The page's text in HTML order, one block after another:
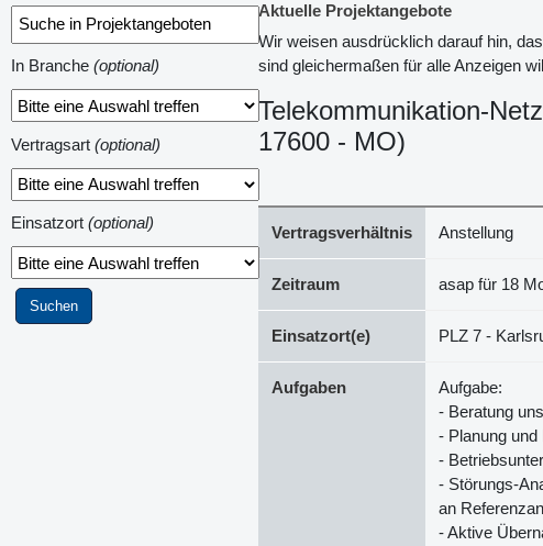
In Branche (optional)
Vertragsart (optional)
Einsatzort (optional)
Aktuelle Projektangebote
Wir weisen ausdrücklich darauf hin,
sind gleichermaßen für alle Anzeigen
Telekommunikation-
17600 - MO)
Vertragsverhältnis Anstellung
Zeitraum asap für 18
Einsatzort(e) PLZ 7 -
Aufgaben
Aufgabe:
- Beratung
- Planung
-
- Störungs-
an
- Aktive